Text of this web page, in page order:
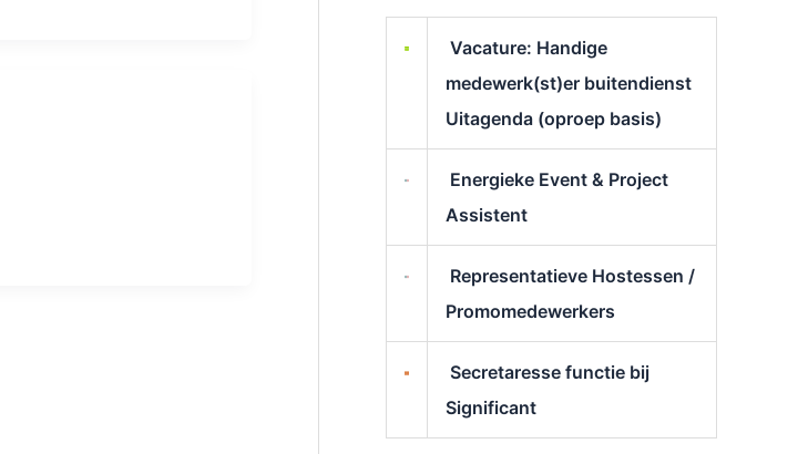
Vacature: Handige
medewerk(st)er buitendienst
Uitagenda (oproep basis)
Energieke Event & Project
Assistent
Representatieve Hostessen /
Promomedewerkers
Secretaresse functie bij
Significant